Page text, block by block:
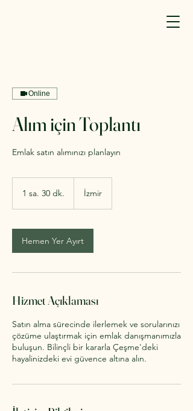
Online
Alım için Toplantı
Emlak satın alımınızı planlayın
1 sa. 30 dk.
3
0
d
.
İzmir
Hemen Yer Ayırt
Hizmet Açıklaması
Satın alma sürecinde ilerlemek ve sorularınızı
çözüme ulaştırmak için emlak danışmanımızla
buluşun. Bilinçli bir kararla Çeşme'deki
hayalinizdeki evi güvence altına alın.